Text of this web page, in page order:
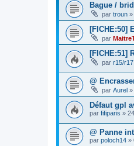
Bague /
par troun »
[FICHE:50]
par
[FICHE:51]
par r15/r17
@
par Aurel »
Défaut gpl
par fifiparis »
@ Panne
par poloch14 »